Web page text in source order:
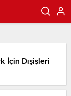
İçin Dışişleri